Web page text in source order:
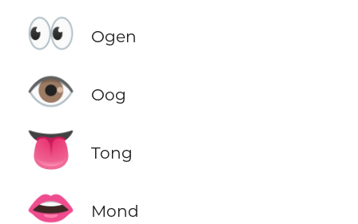
👀 Ogen
👁️ Oog
👅 Tong
👄 Mond